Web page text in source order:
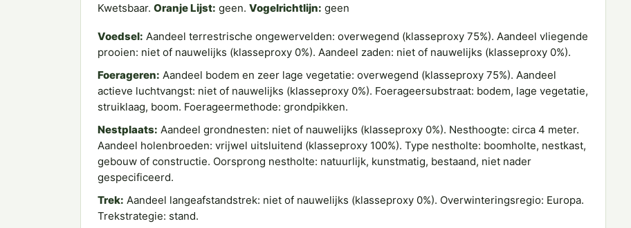
Kwetsbaar. Oranje Lijst: geen. Vogelrichtlijn: geen
Voedsel: Aandeel terrestrische ongewervelden: overwegend (klasseproxy 75%). Aandeel vliegende
prooien: niet of nauwelijks (klasseproxy 0%). Aandeel zaden: niet of nauwelijks (klasseproxy 0%).
Foerageren: Aandeel bodem en zeer lage vegetatie: overwegend (klasseproxy 75%). Aandeel
actieve luchtvangst: niet of nauwelijks (klasseproxy 0%). Foerageersubstraat: bodem, lage vegetatie,
struiklaag, boom. Foerageermethode: grondpikken.
Nestplaats: Aandeel grondnesten: niet of nauwelijks (klasseproxy 0%). Nesthoogte: circa 4 meter.
Aandeel holenbroeden: vrijwel uitsluitend (klasseproxy 100%). Type nestholte: boomholte, nestkast,
gebouw of constructie. Oorsprong nestholte: natuurlijk, kunstmatig, bestaand, niet nader
gespecificeerd.
Trek: Aandeel langeafstandstrek: niet of nauwelijks (klasseproxy 0%). Overwinteringsregio: Europa.
Trekstrategie: stand.